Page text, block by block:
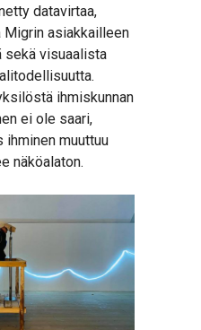
datavirtaa,
Migrin asiakkailleen
visuaalista
ihmiskunnan
ei ole saari,
muuttuu
näköalaton.